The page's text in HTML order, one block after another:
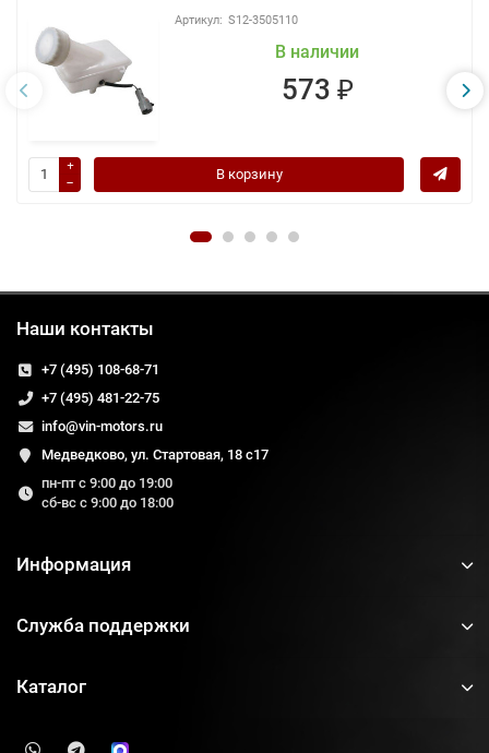
S12-3505110
В наличии
573 ₽
В корзину
Наши контакты
+7 (495) 108-68-71
+7 (495) 481-22-75
info@vin-motors.ru
Медведково, ул. Стартовая, 18 с17
пн-пт с 9:00 до 19:00
сб-вс с 9:00 до 18:00
Информация
Служба поддержки
Каталог